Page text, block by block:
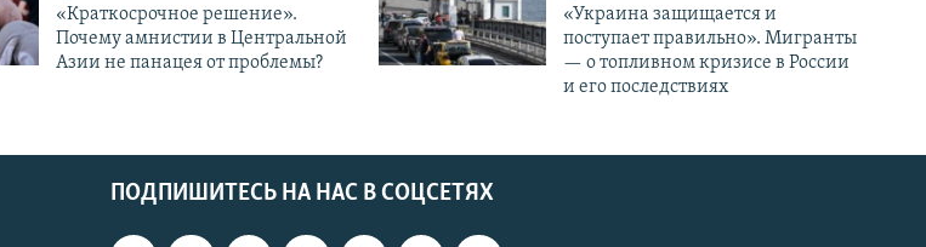
«Краткосрочное решение».
Почему амнистии в Центральной
Азии не панацея от проблемы?
«Украина защищается и
поступает правильно». Мигранты
— о топливном кризисе в России
и его последствиях
ПОДПИШИТЕСЬ НА НАС В СОЦСЕТЯХ